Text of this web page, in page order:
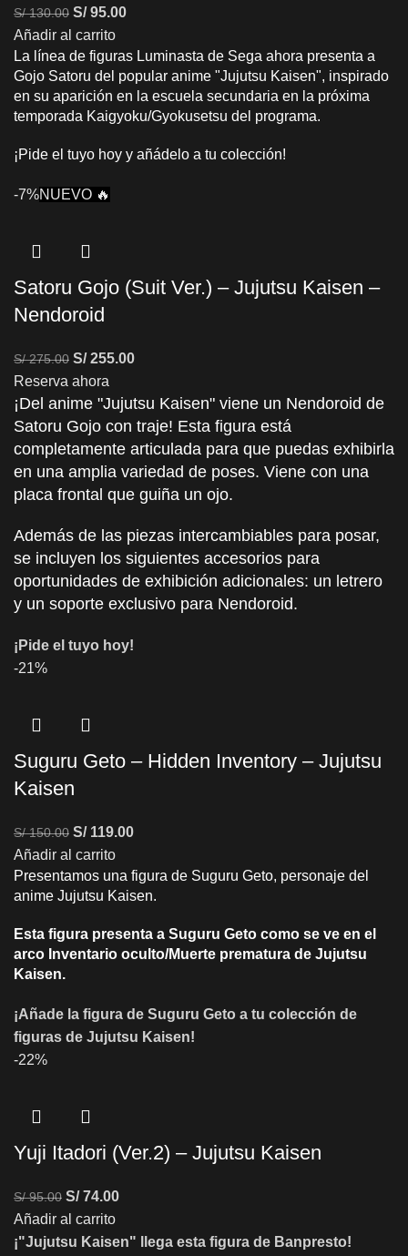
S/130.00 S/95.00
Añadir al carrito
La línea de figuras Luminasta de Sega ahora presenta a
Gojo Satoru del popular anime "Jujutsu Kaisen", inspirado
en su aparición en la escuela secundaria en la próxima
temporada Kaigyoku/Gyokusetsu del programa.
¡Pide el tuyo hoy y añádelo a tu colección!
-7%NUEVO 🔥
Satoru Gojo (Suit Ver.) – Jujutsu Kaisen –
Nendoroid
S/275.00 S/255.00
Reserva ahora
¡Del anime "Jujutsu Kaisen" viene un Nendoroid de
Satoru Gojo con traje! Esta figura está
completamente articulada para que puedas exhibirla
en una amplia variedad de poses. Viene con una
placa frontal que guiña un ojo.
Además de las piezas intercambiables para posar,
se incluyen los siguientes accesorios para
oportunidades de exhibición adicionales: un letrero
y un soporte exclusivo para Nendoroid.
¡Pide el tuyo hoy!
-21%
Suguru Geto – Hidden Inventory – Jujutsu
Kaisen
S/150.00 S/119.00
Añadir al carrito
Presentamos una figura de Suguru Geto, personaje del
anime Jujutsu Kaisen.
Esta figura presenta a Suguru Geto como se ve en el
arco Inventario oculto/Muerte prematura de Jujutsu
Kaisen.
¡Añade la figura de Suguru Geto a tu colección de
figuras de Jujutsu Kaisen!
-22%
Yuji Itadori (Ver.2) – Jujutsu Kaisen
S/95.00 S/74.00
Añadir al carrito
¡"Jujutsu Kaisen" llega esta figura de Banpresto!